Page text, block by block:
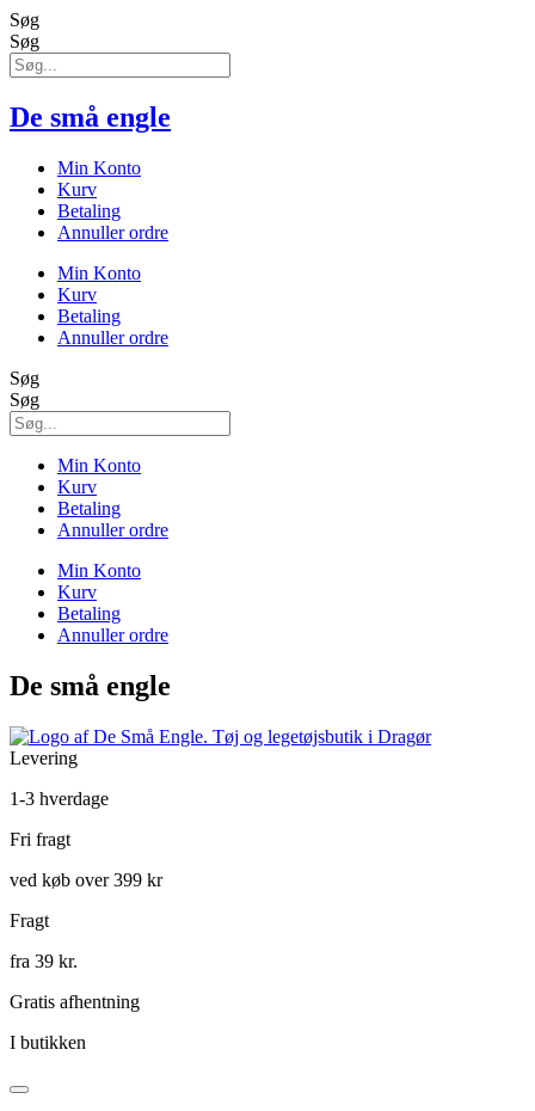
Søg
Søg
De små engle
Min Konto
Kurv
Betaling
Annuller ordre
Min Konto
Kurv
Betaling
Annuller ordre
Søg
Søg
Min Konto
Kurv
Betaling
Annuller ordre
Min Konto
Kurv
Betaling
Annuller ordre
De små engle
Levering
1-3 hverdage
Fri fragt
ved køb over 399 kr
Fragt
fra 39 kr.
Gratis afhentning
I butikken